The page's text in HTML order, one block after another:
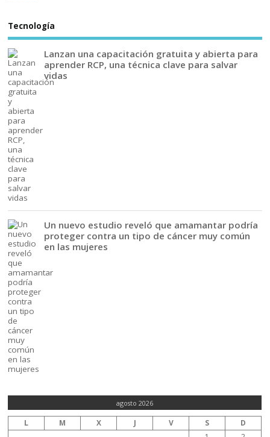
Tecnología
Lanzan una capacitación gratuita y abierta para
aprender RCP, una técnica clave para salvar
vidas
Un nuevo estudio reveló que amamantar podría
proteger contra un tipo de cáncer muy común
en las mujeres
agosto 2026
L M X J V S
D